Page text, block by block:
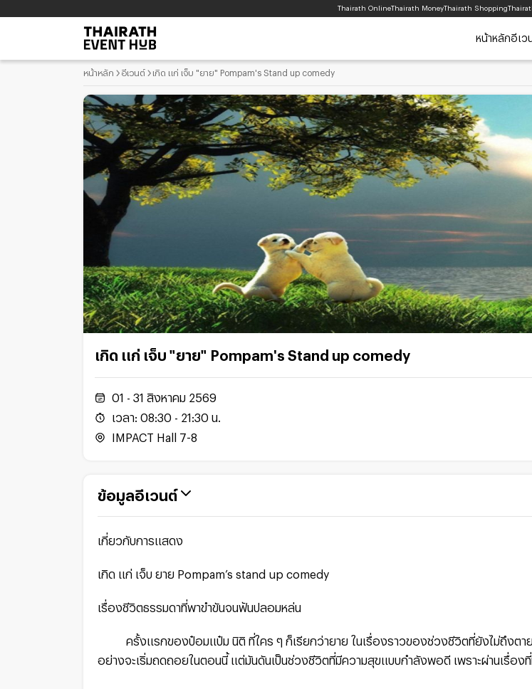
Thairath OnlineThairath MoneyThairath Shopping
หน้าหลักอีเว
หน้าหลัก อีเวนต์ เกิด แก่ เจ็บ "ยาย" Pompam's Stand up comedy
เกิด แก่ เจ็บ "ยาย" Pompam's Stand up comedy
01 - 31 สิงหาคม 2569
เวลา: 08:30 - 21:30 น.
IMPACT Hall 7-8
ข้อมูลอีเวนต์
เกี่ยวกับการแสดง
เกิด แก่ เจ็บ ยาย Pompam’s stand up comedy
เรื่องชีวิตธรรมดาที่พาขำขันจนฟันปลอมหล่น
ครั้งแรกของป๋อมแป๋ม นิติ ที่ใคร ๆ ก็เรียกว่ายาย ในเรื่องราวของช่วงชีวิตที่ยังไม่ถึงตา
อย่างจะเริ่มถดถอยในตอนนี้ แต่มันดันเป็นช่วงชีวิตที่มีความสุขแบบกำลังพอดี เพราะผ่านเรื่อ